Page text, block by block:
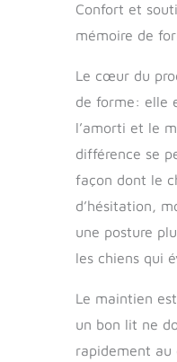
Confort et
mémoire de
Le cœur du
de forme: elle
l’amorti et le
différence se
façon dont le
d’hésitation,
une posture
les chiens qui
Le maintien
un bon lit ne
rapidement au